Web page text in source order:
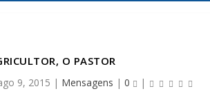
O PASTOR
9, 2015 | Mensagens | 0 |